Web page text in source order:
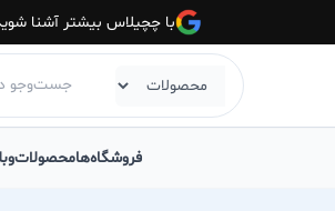
با چچیلاس بیشتر آشنا
فروشگاه‌هامحصولات